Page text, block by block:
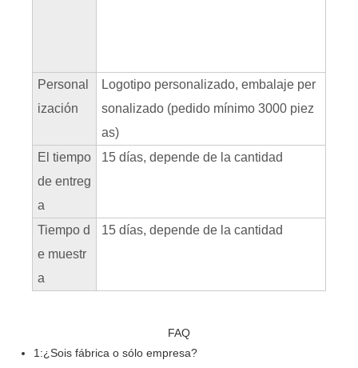
Personal
ización
Logotipo personalizado, embalaje per
sonalizado (pedido mínimo 3000 piez
as)
El tiempo
de entreg
a
15 días, depende de la cantidad
Tiempo d
e muestr
a
15 días, depende de la cantidad
FAQ
1:¿Sois fábrica o sólo empresa?